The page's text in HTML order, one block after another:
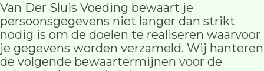
Van Der Sluis Voeding bewaart je
persoonsgegevens niet langer dan strikt
nodig is om de doelen te realiseren waarvoor
je gegevens worden verzameld. Wij hanteren
de volgende bewaartermijnen voor de